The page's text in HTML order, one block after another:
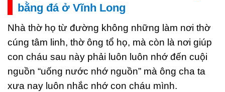
bằng đá ở Vĩnh Long
Nhà thờ họ từ đường không những làm nơi thờ
cúng tâm linh, thờ ông tổ họ, mà còn là nơi giúp
con cháu sau này phải luôn luôn nhớ đến cuội
nguồn “uống nước nhớ nguồn” mà ông cha ta
xưa nay luôn nhắc nhớ con cháu mình.